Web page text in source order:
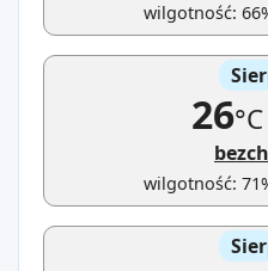
wilgotność:
26°C
wilgotność: